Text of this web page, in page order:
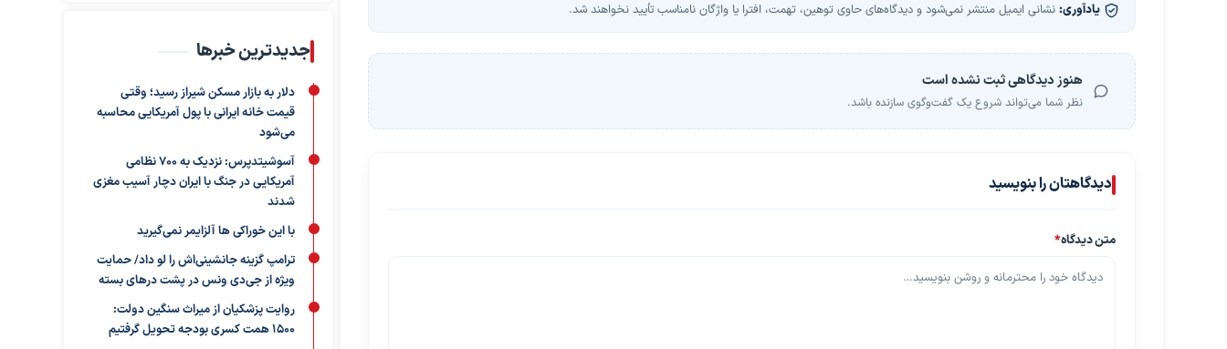
یادآوری: نشانی ایمیل منتشر نمی‌شود و دیدگاه‌های حاوی توهین، تهمت، افترا یا واژگان نامناسب تأیید نخواهند شد.
هنوز دیدگاهی ثبت نشده است
نظر شما می‌تواند شروع یک گفت‌وگوی سازنده باشد.
دیدگاهتان را بنویسید
متن دیدگاه*
جدیدترین خبرها
دلار به بازار مسکن شیراز رسید؛ وقتی
قیمت خانه ایرانی با پول آمریکایی محاسبه
می‌شود
آسوشیتدپرس: نزدیک به ۷۰۰ نظامی
آمریکایی در جنگ با ایران دچار آسیب مغزی
شدند
با این خوراکی ها آلزایمر نمی‌گیرید
ترامپ گزینه جانشینی‌اش را لو داد/ حمایت
ویژه از جی‌دی ونس در پشت درهای بسته
روایت پزشکیان از میراث سنگین دولت:
۱۵۰۰ همت کسری بودجه تحویل گرفتیم